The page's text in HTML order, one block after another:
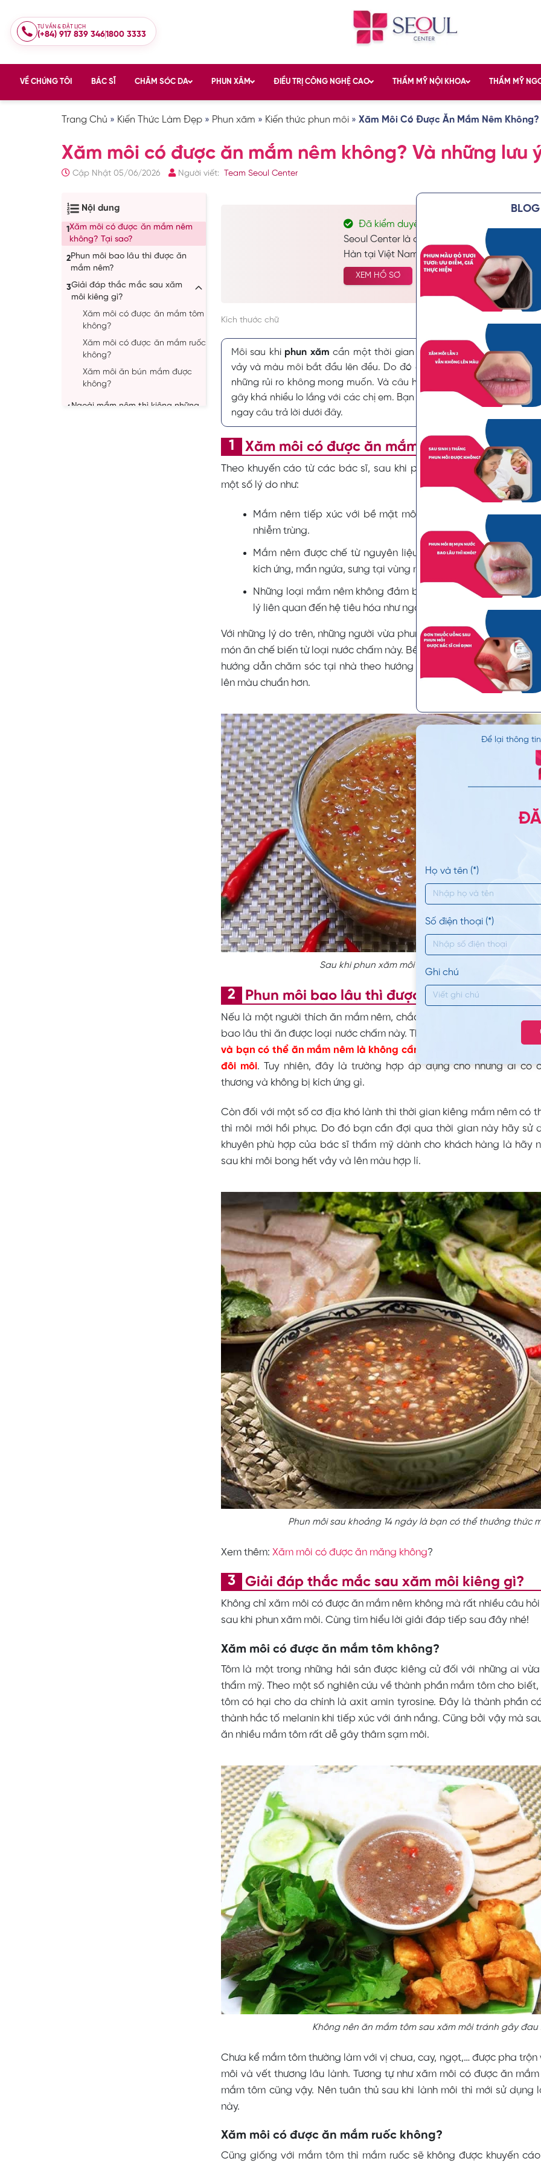
TƯ VẤN & ĐẶT LỊCH
(+84) 917 839 3461800 3333
VỀ CHÚNG TÔI BÁC SĨ CHĂM SÓC DA PHUN XĂM ĐIỀU TRỊ CÔNG NGHỆ CAO THẨM MỸ NỘI KHOA THẨM MỸ
Trang Chủ » Kiến Thức Làm Đẹp » Phun xăm » Kiến thức phun môi » Xăm Môi Có Được Ăn Mắm Nêm Không?
Xăm môi có được ăn mắm nêm không? Và những lưu
Cập Nhật 05/06/2026 Người viết: Team Seoul Center
Nội dung
1Xăm môi có được ăn mắm nêm
không? Tại sao?
2Phun môi bao lâu thì được ăn
mắm nêm?
3Giải đáp thắc mắc sau xăm
môi kiêng gì?
Xăm môi có được ăn mắm tôm
không?
Xăm môi có được ăn mắm ruốc
không?
Xăm môi ăn bún mắm được
không?
4 Ngoài mắm nêm thì kiêng những
Đã kiểm duyệt nội dung
Seoul Center là địa chỉ thẩm mỹ và chăm
Hàn tại Việt Nam. Chuyên thực hiện các
chăm sóc da công nghệ cao… Được nhiều
tưởng và lựa chọn cải thiện vẻ đẹp tự nhiên.
XEM HỒ SƠ
Kích thước chữ
Môi sau khi phun xăm cần một thời gian chăm sóc và nghỉ dưỡng
vảy và màu môi bắt đầu lên đều. Do đó chế độ kiêng cữ vô cùng
những rủi ro không mong muốn. Và câu hỏi sau khi xăm môi có được
gây khá nhiều lo lắng với các chị em. Bạn đừng quá lo lắng và cùng
ngay câu trả lời dưới đây.
Xăm môi có được ăn mắm nêm không? Tại
Theo khuyến cáo từ các bác sĩ, sau khi phun xăm môi, bạn không
một số lý do như:
Mắm nêm tiếp xúc với bề mặt môi vừa phun xăm sẽ gây
nhiễm trùng.
Mắm nêm được chế từ nguyên liệu chính là cá có đặc tính
kích ứng, mẩn ngứa, sưng tại vùng môi vừa phun xăm.
Những loại mắm nêm không đảm bảo an toàn vệ sinh thực
lý liên quan đến hệ tiêu hóa như ngộ độc, rối loạn đường ruột.
Với những lý do trên, những người vừa phun xăm môi xong không
món ăn chế biến từ loại nước chấm này. Bên cạnh đó, người mới
hướng dẫn chăm sóc tại nhà theo hướng dẫn của bác sĩ để môi
lên màu chuẩn hơn.
Sau khi phun xăm môi xong không nên ăn mắm nêm
Phun môi bao lâu thì được ăn mắm nêm?
Nếu là một người thích ăn mắm nêm, chắc hẳn bạn sẽ băn khoăn
bao lâu thì ăn được loại nước chấm này. Theo các bác sĩ,
sau 14
và bạn có thể ăn mắm nêm là không cần lo lắng ảnh hưởng đến
đôi môi. Tuy nhiên, đây là trường hợp áp dụng cho những ai có
thương và không bị kích ứng gì.
Còn đối với một số cơ địa khó lành thì thời gian kiêng mắm nêm có
thì môi mới hồi phục. Do đó bạn cần đợi qua thời gian này hãy sử
khuyên phù hợp của bác sĩ thẩm mỹ dành cho khách hàng là hãy
sau khi môi bong hết vảy và lên màu hợp lí.
Phun môi sau khoảng 14 ngày là bạn có thể thưởng thức
Xem thêm: Xăm môi có được ăn măng không?
Giải đáp thắc mắc sau xăm môi kiêng gì?
Không chỉ xăm môi có được ăn mắm nêm không mà rất nhiều câu
sau khi phun xăm môi. Cùng tìm hiểu lời giải đáp tiếp sau đây nhé!
Xăm môi có được ăn mắm tôm không?
Tôm là một trong những hải sản được kiêng cử đối với những ai
thẩm mỹ. Theo một số nghiên cứu về thành phần mắm tôm cho
tôm có hại cho da chính là axit amin tyrosine. Đây là thành phần
thành hắc tố melanin khi tiếp xúc với ánh nắng. Cũng bởi vậy mà
ăn nhiều mắm tôm rất dễ gây thâm sạm môi.
Không nên ăn mắm tôm sau xăm môi tránh gây đau
Chưa kể mắm tôm thường làm với vị chua, cay, ngọt,… được pha
môi và vết thương lâu lành. Tương tự như xăm môi có được ăn
mắm tôm cũng vậy. Nên tuân thủ sau khi lành môi thì mới sử
này.
Xăm môi có được ăn mắm ruốc không?
Cũng giống với mắm tôm thì mắm ruốc sẽ không được khuyến
Để lại thông
Họ và tên (*)
Số điện thoại (*)
Ghi chú